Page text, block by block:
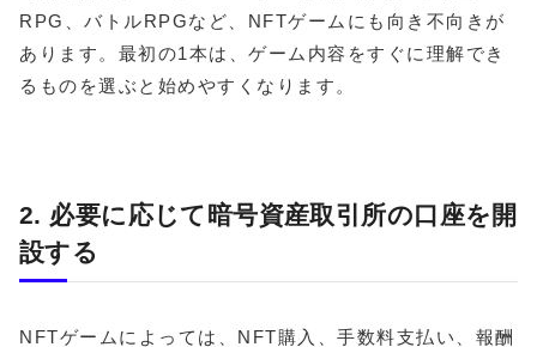
RPG、バトルRPGなど、NFTゲームにも向き不向きが
あります。最初の1本は、ゲーム内容をすぐに理解でき
るものを選ぶと始めやすくなります。
2. 必要に応じて暗号資産取引所の口座を開
設する
NFTゲームによっては、NFT購入、手数料支払い、報酬